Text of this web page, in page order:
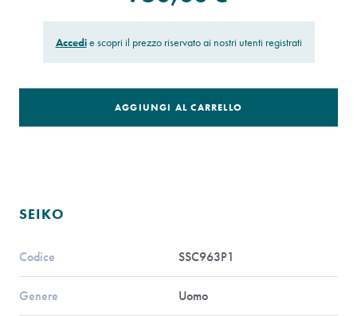
Accedie scopri il prezzo riservato ai nostri utenti registrati
AGGIUNGI AL CARRELLO
SEIKO
Codice SSC963P1
Genere Uomo